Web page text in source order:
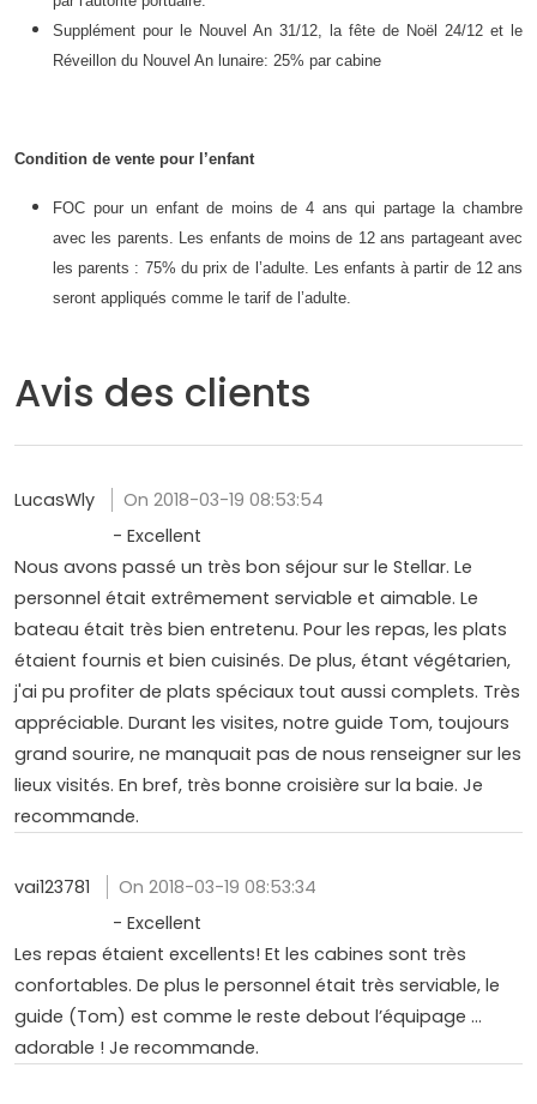
Supplément pour le Nouvel An 31/12, la fête de Noël 24/12 et le
Réveillon du Nouvel An lunaire: 25% par cabine
Condition de vente pour l’enfant
FOC pour un enfant de moins de 4 ans qui partage la chambre
avec les parents. Les enfants de moins de 12 ans partageant avec
les parents : 75% du prix de l’adulte. Les enfants à partir de 12 ans
seront appliqués comme le tarif de l’adulte.
Avis des clients
LucasWly
On 2018-03-19 08:53:54
- Excellent
Nous avons passé un très bon séjour sur le Stellar. Le
personnel était extrêmement serviable et aimable. Le
bateau était très bien entretenu. Pour les repas, les plats
étaient fournis et bien cuisinés. De plus, étant végétarien,
j'ai pu profiter de plats spéciaux tout aussi complets. Très
appréciable. Durant les visites, notre guide Tom, toujours
grand sourire, ne manquait pas de nous renseigner sur les
lieux visités. En bref, très bonne croisière sur la baie. Je
recommande.
vai123781
On 2018-03-19 08:53:34
- Excellent
Les repas étaient excellents! Et les cabines sont très
confortables. De plus le personnel était très serviable, le
guide (Tom) est comme le reste debout l’équipage ...
adorable ! Je recommande.